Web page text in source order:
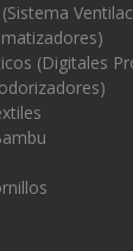
(Digitales